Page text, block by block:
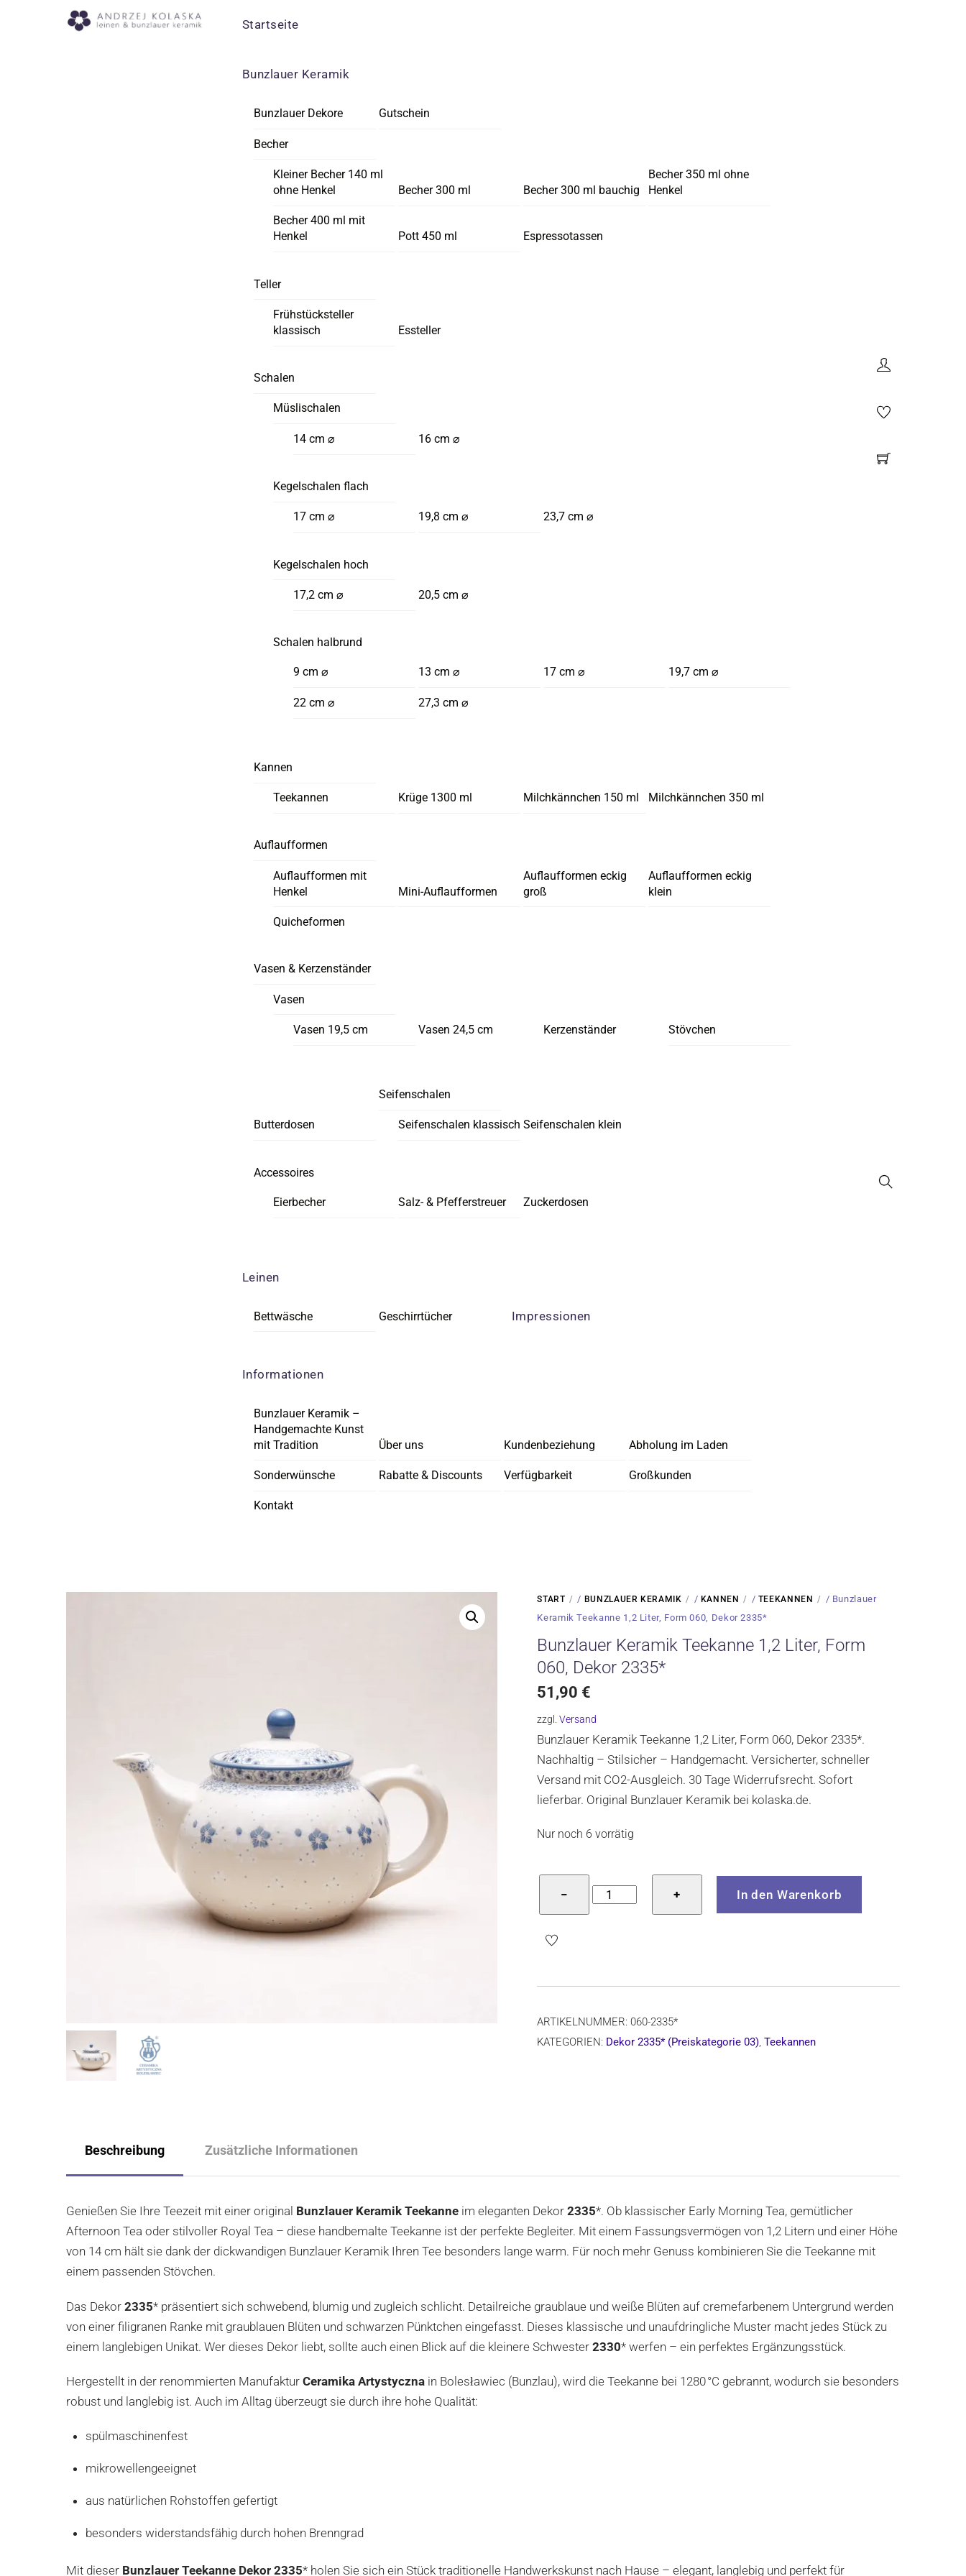
Menu
Startseite
Bunzlauer Keramik
Bunzlauer Dekore Gutschein
Becher
Kleiner Becher 140 ml
ohne Henkel
Becher 300 ml Becher 300 ml bauchig
Becher 350 ml ohne
Henkel
Becher 400 ml mit
Henkel
Pott 450 ml Espressotassen
Teller
Frühstücksteller
klassisch
Essteller
Schalen
Müslischalen
14 cm ⌀ 16 cm ⌀
Kegelschalen flach
17 cm ⌀ 19,8 cm ⌀ 23,7 cm ⌀
Kegelschalen hoch
17,2 cm ⌀ 20,5 cm ⌀
Schalen halbrund
9 cm ⌀ 13 cm ⌀ 17 cm ⌀ 19,7 cm ⌀
22 cm ⌀ 27,3 cm ⌀
Kannen
Teekannen Krüge 1300 ml Milchkännchen 150 ml Milchkännchen 350 ml
Auflaufformen
Auflaufformen mit
Henkel
Mini-Auflaufformen
Auflaufformen eckig
groß
Auflaufformen eckig
klein
Quicheformen
Vasen & Kerzenständer
Vasen
Vasen 19,5 cm Vasen 24,5 cm Kerzenständer Stövchen
Butterdosen
Seifenschalen
Seifenschalen klassisch Seifenschalen klein
Accessoires
Eierbecher Salz- & Pfefferstreuer Zuckerdosen
Leinen
Bettwäsche Geschirrtücher Impressionen
Informationen
Bunzlauer Keramik –
Handgemachte Kunst
mit Tradition
Über uns Kundenbeziehung Abholung im Laden
Sonderwünsche Rabatte & Discounts Verfügbarkeit Großkunden
Kontakt
START / BUNZLAUER KERAMIK / KANNEN / TEEKANNEN
/ Bunzlauer
Keramik Teekanne 1,2 Liter, Form 060, Dekor 2335*
Bunzlauer Keramik Teekanne 1,2 Liter, Form
060, Dekor 2335*
51,90 €
zzgl.Versand
Bunzlauer Keramik Teekanne 1,2 Liter, Form 060, Dekor 2335*.
Nachhaltig – Stilsicher – Handgemacht. Versicherter, schneller
Versand mit CO2-Ausgleich. 30 Tage Widerrufsrecht. Sofort
lieferbar. Original Bunzlauer Keramik bei kolaska.de.
Nur noch 6 vorrätig
−
Bunzlauer
Keramik
Form
Dekor
2335*
+ In den Warenkorb
ARTIKELNUMMER:060-2335*
KATEGORIEN: Dekor 2335* (Preiskategorie 03),Teekannen
Beschreibung Zusätzliche Informationen
Genießen Sie Ihre Teezeit mit einer original Bunzlauer Keramik Teekanne im eleganten Dekor 2335*. Ob klassischer Early Morning Tea, gemütlicher
Afternoon Tea oder stilvoller Royal Tea – diese handbemalte Teekanne ist der perfekte Begleiter. Mit einem Fassungsvermögen von 1,2 Litern und einer Höhe
von 14 cm hält sie dank der dickwandigen Bunzlauer Keramik Ihren Tee besonders lange warm. Für noch mehr Genuss kombinieren Sie die Teekanne mit
einem passenden Stövchen.
Das Dekor 2335* präsentiert sich schwebend, blumig und zugleich schlicht. Detailreiche graublaue und weiße Blüten auf cremefarbenem Untergrund werden
von einer filigranen Ranke mit graublauen Blüten und schwarzen Pünktchen eingefasst. Dieses klassische und unaufdringliche Muster macht jedes Stück zu
einem langlebigen Unikat. Wer dieses Dekor liebt, sollte auch einen Blick auf die kleinere Schwester 2330* werfen – ein perfektes Ergänzungsstück.
Hergestellt in der renommierten Manufaktur Ceramika Artystyczna in Bolesławiec (Bunzlau), wird die Teekanne bei 1280 °C gebrannt, wodurch sie besonders
robust und langlebig ist. Auch im Alltag überzeugt sie durch ihre hohe Qualität:
spülmaschinenfest
mikrowellengeeignet
aus natürlichen Rohstoffen gefertigt
besonders widerstandsfähig durch hohen Brenngrad
Mit dieser Bunzlauer Teekanne Dekor 2335* holen Sie sich ein Stück traditionelle Handwerkskunst nach Hause – elegant, langlebig und perfekt für